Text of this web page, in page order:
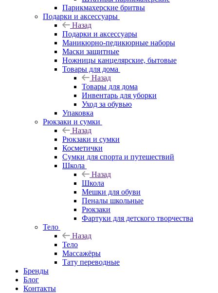
Парикмахерские бритвы
Подарки и аксессуары
Назад
Подарки и аксессуары
Маникюрно-педикюрные наборы
Маски защитные
Ножницы канцелярские, бытовые
Товары для дома
Назад
Товары для дома
Инвентарь для уборки
Уход за обувью
Упаковка
Рюкзаки и сумки
Назад
Рюкзаки и сумки
Косметички
Сумки для спорта и путешествий
Школа
Назад
Школа
Мешки для обуви
Пеналы школьные
Рюкзаки
Фартуки для детского творчества
Тело
Назад
Тело
Массажёры
Тату переводные
Бренды
Блог
Контакты